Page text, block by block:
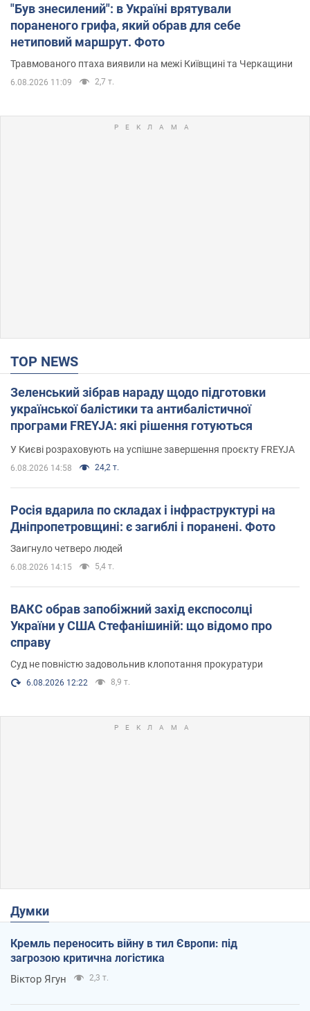
"Був знесилений": в Україні врятували
пораненого грифа, який обрав для себе
нетиповий маршрут. Фото
Травмованого птаха виявили на межі Київщині та Черкащини
6.08.2026 11:09 2,7 т.
TOP NEWS
Зеленський зібрав нараду щодо підготовки
української балістики та антибалістичної
програми FREYJA: які рішення готуються
У Києві розраховують на успішне завершення проєкту FREYJA
6.08.2026 14:58 24,2 т.
Росія вдарила по складах і інфраструктурі на
Дніпропетровщині: є загиблі і поранені. Фото
Заигнуло четверо людей
6.08.2026 14:15 5,4 т.
ВАКС обрав запобіжний захід експосолці
України у США Стефанішиній: що відомо про
справу
Суд не повністю задовольнив клопотання прокуратури
6.08.2026 12:22 8,9 т.
Думки
Кремль переносить війну в тил Європи: під
загрозою критична логістика
Віктор Ягун 2,3 т.